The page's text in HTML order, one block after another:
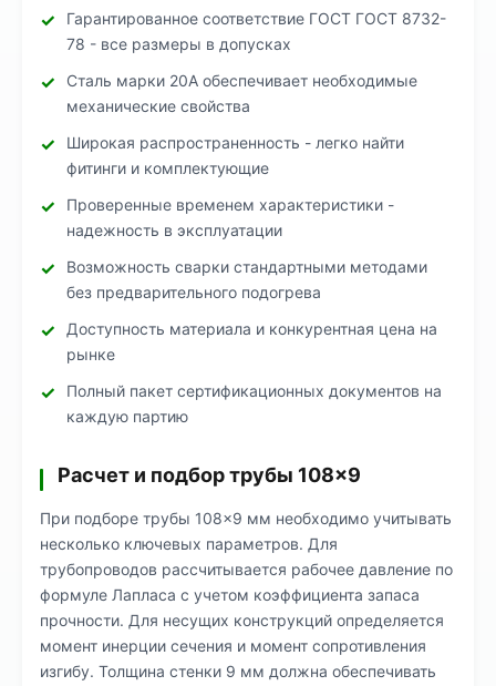
Гарантированное соответствие ГОСТ ГОСТ 8732-
78 - все размеры в допусках
Сталь марки 20А обеспечивает необходимые
механические свойства
Широкая распространенность - легко найти
фитинги и комплектующие
Проверенные временем характеристики -
надежность в эксплуатации
Возможность сварки стандартными методами
без предварительного подогрева
Доступность материала и конкурентная цена на
рынке
Полный пакет сертификационных документов на
каждую партию
Расчет и подбор трубы 108×9
При подборе трубы 108×9 мм необходимо учитывать
несколько ключевых параметров. Для
трубопроводов рассчитывается рабочее давление по
формуле Лапласа с учетом коэффициента запаса
прочности. Для несущих конструкций определяется
момент инерции сечения и момент сопротивления
изгибу. Толщина стенки 9 мм должна обеспечивать